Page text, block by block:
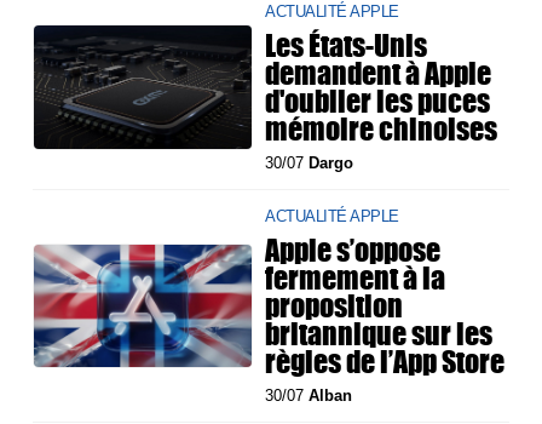
ACTUALITÉ APPLE
Les États-Unis
demandent à Apple
d'oublier les puces
mémoire chinoises
30/07 Dargo
ACTUALITÉ APPLE
Apple s’oppose
fermement à la
proposition
britannique sur les
règles de l’App Store
30/07Alban